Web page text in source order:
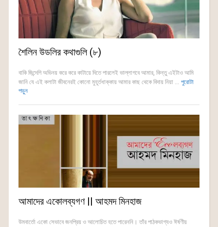
শৈলিন উডলির কথাগুলি (৮)
বাকি জিন্দেগি অভিনয় করে করে কাটায়ে দিতে পারলেই ভাল্লাগবে আমার, কিন্তু এইটাও আমি
জানি যে এই কলাটা জীবনেরই কোনো মুহূর্তধাক্কায় আমার কাছ থেকে বিদায় নিয়া ... পুরোটা
পড়ুন
আমাদের একোলব্যগণ || আহমদ মিনহাজ
উমবার্তো একো সেভাবে জনপ্রিয় ও আলোচিত হতে পারেননি। তাঁর পাঠকভাগ্যও ঈর্ষণীয়